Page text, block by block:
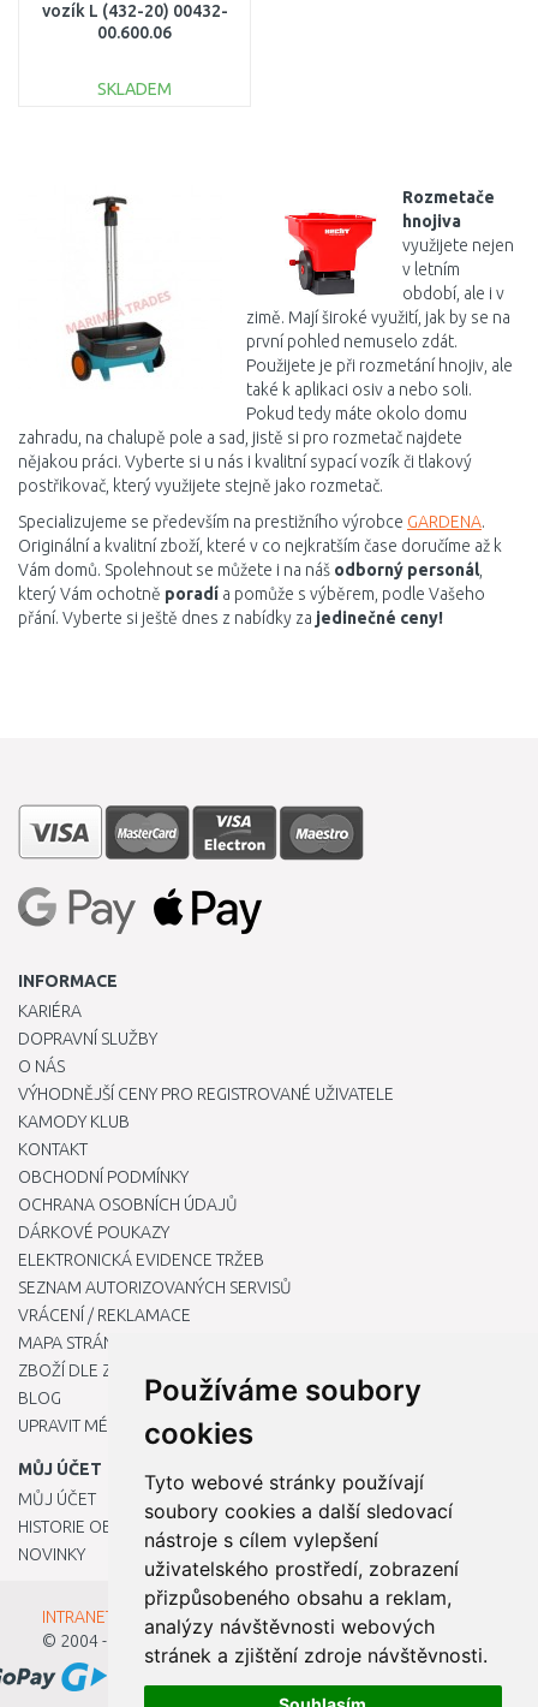
Používáme soubory
cookies
Tyto webové stránky používají
soubory cookies a další sledovací
nástroje s cílem vylepšení
uživatelského prostředí, zobrazení
přizpůsobeného obsahu a reklam,
analýzy návštěvnosti webových
stránek a zjištění zdroje návštěvnosti.
vozík L (432-20) 00432-
00.600.06
SKLADEM
Rozmetače
hnojiva
využijete nejen
v letním
období, ale i v
zimě. Mají široké využití, jak by se na
první pohled nemuselo zdát.
Použijete je při rozmetání hnojiv, ale
také k aplikaci osiv a nebo soli.
Pokud tedy máte okolo domu
zahradu, na chalupě pole a sad, jistě si pro rozmetač najdete
nějakou práci. Vyberte si u nás i kvalitní sypací vozík či tlakový
postřikovač, který využijete stejně jako rozmetač.
Specializujeme se především na prestižního výrobce GARDENA.
Originální a kvalitní zboží, které v co nejkratším čase doručíme až k
Vám domů. Spolehnout se můžete i na náš odborný personál,
který Vám ochotně poradí a pomůže s výběrem, podle Vašeho
přání. Vyberte si ještě dnes z nabídky za jedinečné ceny!
INFORMACE
KARIÉRA
DOPRAVNÍ SLUŽBY
O NÁS
VÝHODNĚJŠÍ CENY PRO REGISTROVANÉ UŽIVATELE
KAMODY KLUB
KONTAKT
OBCHODNÍ PODMÍNKY
OCHRANA OSOBNÍCH ÚDAJŮ
DÁRKOVÉ POUKAZY
ELEKTRONICKÁ EVIDENCE TRŽEB
SEZNAM AUTORIZOVANÝCH SERVISŮ
VRÁCENÍ / REKLAMACE
MAPA STRÁNKY
ZBOŽÍ DLE ZNAČEK
BLOG
UPRAVIT MÉ PŘEDVOLBY COOKIES
MŮJ ÚČET
MŮJ ÚČET
HISTORIE OBJEDNÁVEK
NOVINKY
INTRANET - Přihlášení pro zaměstnance
© 2004 - 2026
Kamody s.r.o.